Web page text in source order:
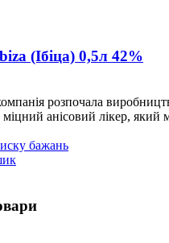
(Ібіца) 0,5л 42%
розпочала
анісовий лікер, який
бажань